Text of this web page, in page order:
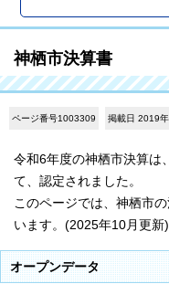
神栖市決算書
ページ番号1003309 掲載日 2019
令和6年度の神栖市決算は
て、認定されました。
このページでは、神栖市
います。(2025年10月更新)
オープンデータ